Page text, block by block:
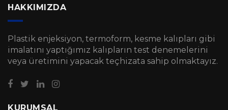
HAKKIMIZDA
Plastik enjeksiyon, termoform, kesme kalıpları gibi
imalatını yaptığımız kalıpların test denemelerini
veya üretimini yapacak teçhizata sahip olmaktayız.
KURUMSAL